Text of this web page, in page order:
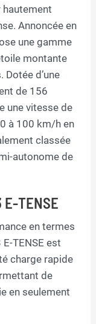
hautement
Annoncée en
une gamme
montante
d’une
de 156
une vitesse de
à 100 km/h en
classée
autonome de
TENSE
en termes
TENSE est
charge rapide
de
en seulement